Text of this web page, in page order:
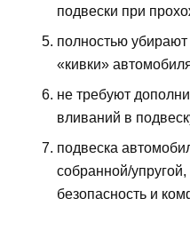
подвески при
полностью убирают
«кивки»
не требуют
вливаний в
подвеска
собранной/
безопасность и